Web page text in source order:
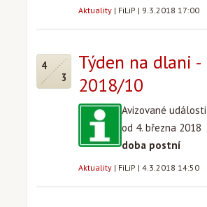
Aktuality | FiLiP | 9.3.2018 17:00
4
3
Týden na dlani -
2018/10
Avizované události
od 4. března 2018
doba postní
Aktuality | FiLiP | 4.3.2018 14:50